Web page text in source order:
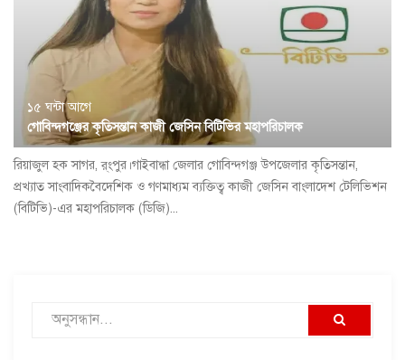
১৫ ঘন্টা আগে
গোবিন্দগঞ্জের কৃতিসন্তান কাজী জেসিন বিটিভির মহাপরিচালক
রিয়াজুল হক সাগর, র্ংপুর।গাইবান্ধা জেলার গোবিন্দগঞ্জ উপজেলার কৃতিসন্তান,
প্রখ্যাত সাংবাদিকবৈদেশিক ও গণমাধ্যম ব্যক্তিত্ব কাজী জেসিন বাংলাদেশ টেলিভিশন
(বিটিভি)-এর মহাপরিচালক (ডিজি)...